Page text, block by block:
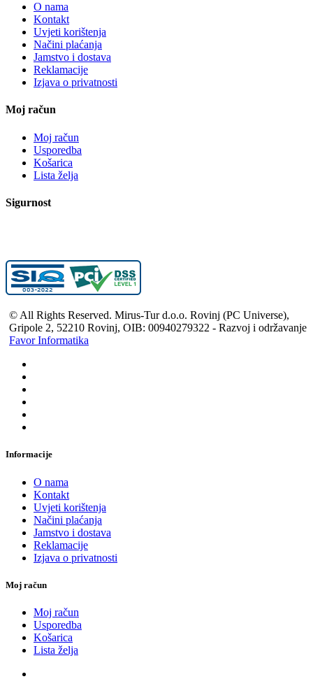
O nama
Kontakt
Uvjeti korištenja
Načini plaćanja
Jamstvo i dostava
Reklamacije
Izjava o privatnosti
Moj račun
Moj račun
Usporedba
Košarica
Lista želja
Sigurnost
© All Rights Reserved. Mirus-Tur d.o.o. Rovinj (PC Universe),
Gripole 2, 52210 Rovinj, OIB: 00940279322 - Razvoj i održavanje
Favor Informatika
Informacije
O nama
Kontakt
Uvjeti korištenja
Načini plaćanja
Jamstvo i dostava
Reklamacije
Izjava o privatnosti
Moj račun
Moj račun
Usporedba
Košarica
Lista želja